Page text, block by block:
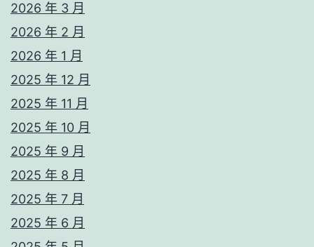
2026 年 3 月
2026 年 2 月
2026 年 1 月
2025 年 12 月
2025 年 11 月
2025 年 10 月
2025 年 9 月
2025 年 8 月
2025 年 7 月
2025 年 6 月